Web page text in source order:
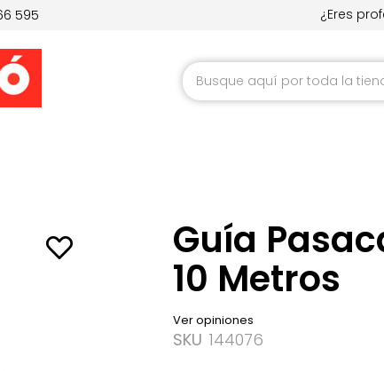
595 ¿Eres
Guía
10 Metros
Ver opiniones
SKU 144076